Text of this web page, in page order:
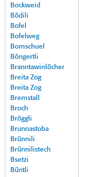
Bockweid
Bödili
Bofel
Bofelweg
Bomschuel
Böngertli
Branntawinlöcher
Breita Zog
Breita Zog
Bremstall
Broch
Bröggli
Brunnastoba
Brünnili
Brünnilistech
Bsetzi
Büntli